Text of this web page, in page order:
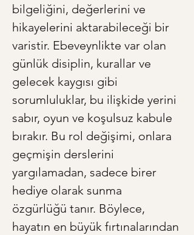
bilgeliğini, değerlerini ve
hikayelerini aktarabileceği bir
varistir. Ebeveynlikte var olan
günlük disiplin, kurallar ve
gelecek kaygısı gibi
sorumluluklar, bu ilişkide yerini
sabır, oyun ve koşulsuz kabule
bırakır. Bu rol değişimi, onlara
geçmişin derslerini
yargılamadan, sadece birer
hediye olarak sunma
özgürlüğü tanır. Böylece,
hayatın en büyük fırtınalarından